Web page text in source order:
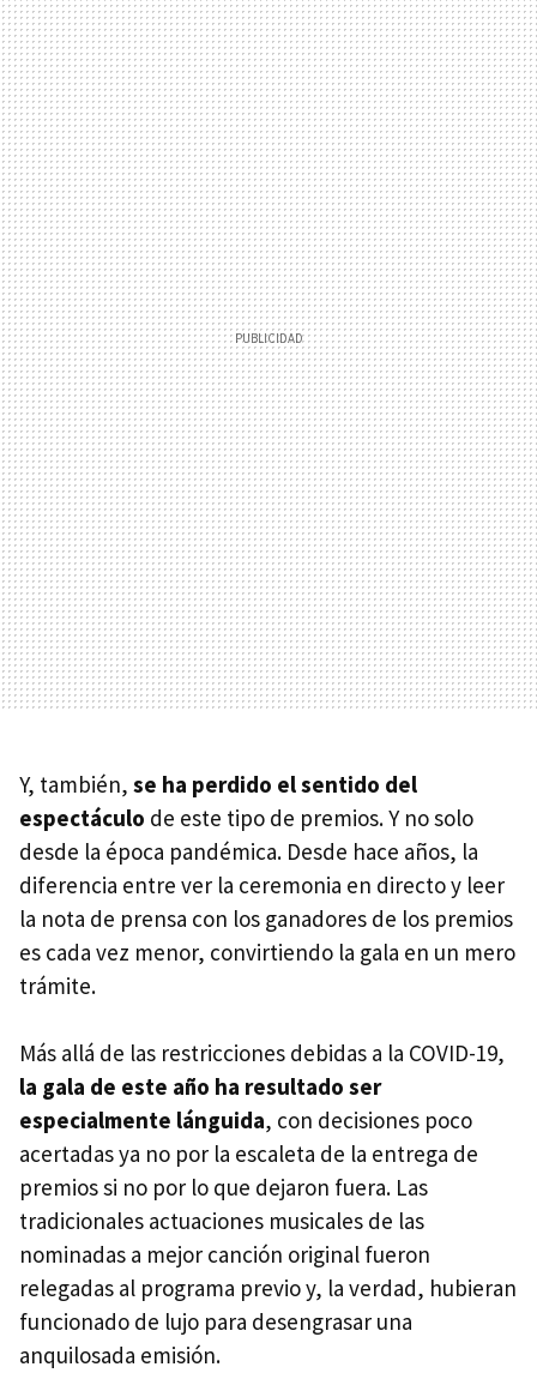
Y, también, se ha perdido el sentido del
espectáculo de este tipo de premios. Y no solo
desde la época pandémica. Desde hace años, la
diferencia entre ver la ceremonia en directo y leer
la nota de prensa con los ganadores de los premios
es cada vez menor, convirtiendo la gala en un mero
trámite.
Más allá de las restricciones debidas a la COVID-19,
la gala de este año ha resultado ser
especialmente lánguida, con decisiones poco
acertadas ya no por la escaleta de la entrega de
premios si no por lo que dejaron fuera. Las
tradicionales actuaciones musicales de las
nominadas a mejor canción original fueron
relegadas al programa previo y, la verdad, hubieran
funcionado de lujo para desengrasar una
anquilosada emisión.